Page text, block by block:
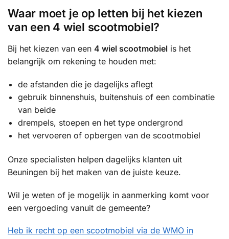
Waar moet je op letten bij het kiezen
van een 4 wiel scootmobiel?
Bij het kiezen van een 4 wiel scootmobiel is het
belangrijk om rekening te houden met:
de afstanden die je dagelijks aflegt
gebruik binnenshuis, buitenshuis of een combinatie
van beide
drempels, stoepen en het type ondergrond
het vervoeren of opbergen van de scootmobiel
Onze specialisten helpen dagelijks klanten uit
Beuningen bij het maken van de juiste keuze.
Wil je weten of je mogelijk in aanmerking komt voor
een vergoeding vanuit de gemeente?
Heb ik recht op een scootmobiel via de WMO in